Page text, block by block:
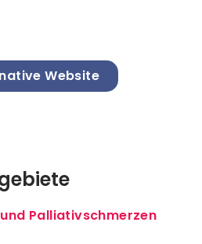
Website
Palliativschmerzen